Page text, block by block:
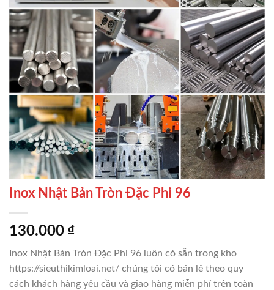
Inox Nhật Bản Tròn Đặc Phi 96
130.000 ₫
Inox Nhật Bản Tròn Đặc Phi 96 luôn có sẵn trong kho
https://sieuthikimloai.net/ chúng tôi có bán lẻ theo quy
cách khách hàng yêu cầu và giao hàng miễn phí trên toàn